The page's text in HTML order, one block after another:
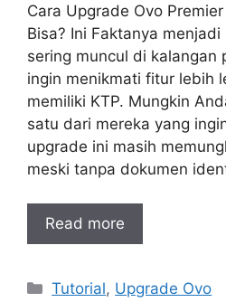
Cara Upgrade Ovo
Bisa? Ini Faktanya
sering muncul di kalangan
ingin menikmati fitur lebih
memiliki KTP. Mungkin
satu dari mereka yang
upgrade ini masih
meski tanpa dokumen
Read more
Categories
Tutorial, Upgrade Ovo